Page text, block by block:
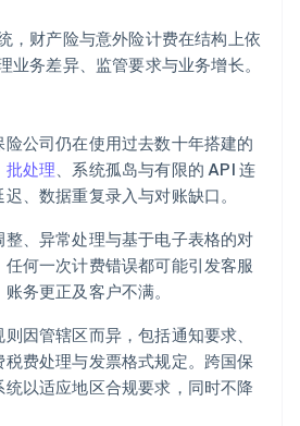
，财产险与意外险计费在结构上依
业务差异、监管要求与业务增长。
险公司仍在使用过去数十年搭建的
批处理、系统孤岛与有限的 API 连
、数据重复录入与对账缺口。
整、异常处理与基于电子表格的对
何一次计费错误都可能引发客服
务更正及客户不满。
因管辖区而异，包括通知要求、
费处理与发票格式规定。跨国保
以适应地区合规要求，同时不降